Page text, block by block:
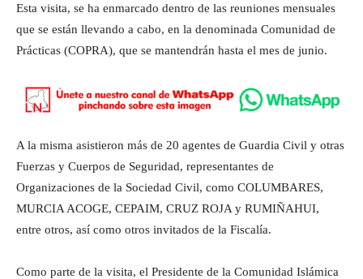
Esta visita, se ha enmarcado dentro de las reuniones mensuales
que se están llevando a cabo, en la denominada Comunidad de
Prácticas (COPRA), que se mantendrán hasta el mes de junio.
A la misma asistieron más de 20 agentes de Guardia Civil y otras
Fuerzas y Cuerpos de Seguridad, representantes de
Organizaciones de la Sociedad Civil, como COLUMBARES,
MURCIA ACOGE, CEPAIM, CRUZ ROJA y RUMIÑAHUI,
entre otros, así como otros invitados de la Fiscalía.
Como parte de la visita, el Presidente de la Comunidad Islámica